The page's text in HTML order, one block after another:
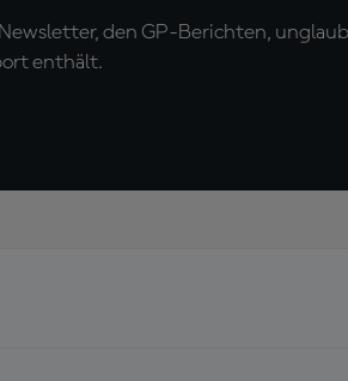
den GP-Berichten,
enthält.